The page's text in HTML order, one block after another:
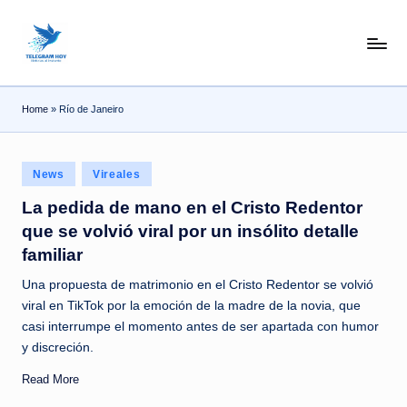
N
o
T
T
e
l
e
|
N
o
ti
Home » Río de Janeiro
Posted
in
News Vireales
La pedida de mano en el Cristo Redentor
que se volvió viral por un insólito detalle
familiar
Una propuesta de matrimonio en el Cristo Redentor se volvió
viral en TikTok por la emoción de la madre de la novia, que
casi interrumpe el momento antes de ser apartada con humor
y discreción.
Read More